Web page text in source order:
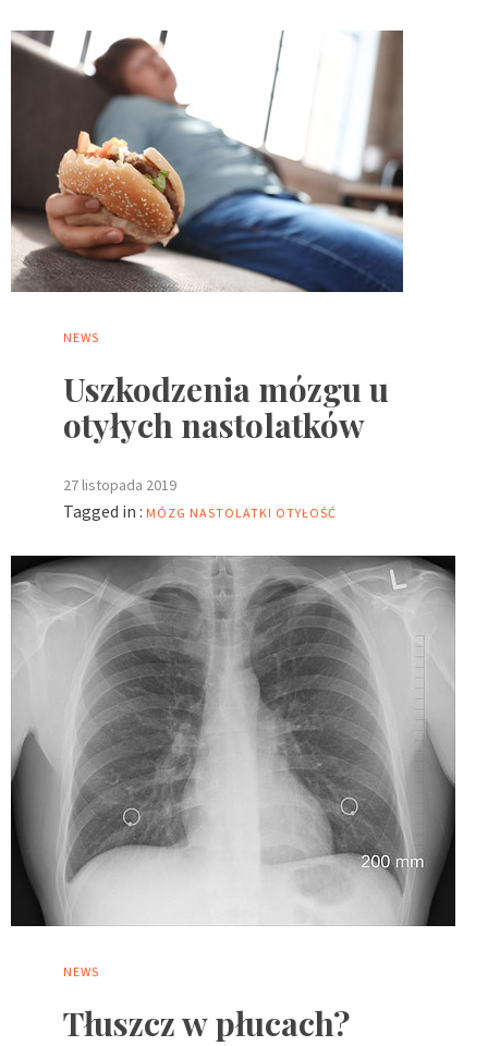
NEWS
Uszkodzenia mózgu u
otyłych nastolatków
27 listopada 2019
Tagged in : MÓZG NASTOLATKI OTYŁOŚĆ
NEWS
Tłuszcz w płucach?